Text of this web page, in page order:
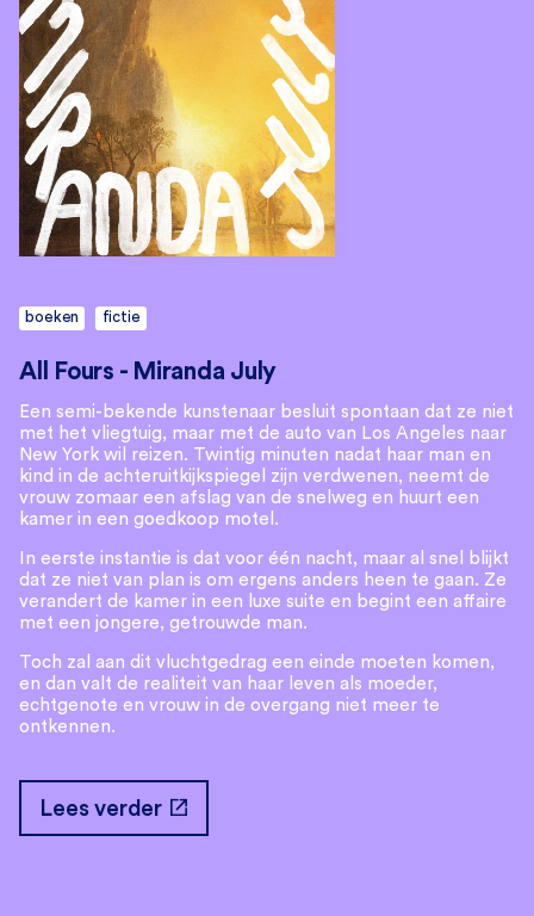
boeken fictie
All Fours - Miranda July
Een semi-bekende kunstenaar besluit spontaan dat ze niet
met het vliegtuig, maar met de auto van Los Angeles naar
New York wil reizen. Twintig minuten nadat haar man en
kind in de achteruitkijkspiegel zijn verdwenen, neemt de
vrouw zomaar een afslag van de snelweg en huurt een
kamer in een goedkoop motel.
In eerste instantie is dat voor één nacht, maar al snel blijkt
dat ze niet van plan is om ergens anders heen te gaan. Ze
verandert de kamer in een luxe suite en begint een affaire
met een jongere, getrouwde man.
Toch zal aan dit vluchtgedrag een einde moeten komen,
en dan valt de realiteit van haar leven als moeder,
echtgenote en vrouw in de overgang niet meer te
ontkennen.
Lees verder open_in_new